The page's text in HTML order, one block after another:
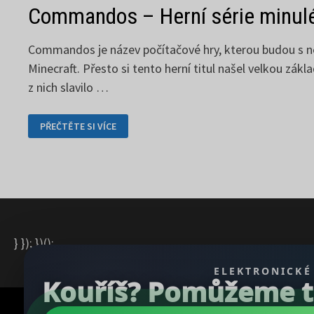
Commandos – Herní série
Commandos je název počítačové hry, kterou budou
Minecraft. Přesto si tento herní titul našel velkou
z nich slavilo …
COMMANDOS
–
HERNÍ
PŘEČTĚTE SI VÍCE
Kouříš?
} }); })();
Copyright © 2026REGBU.COM.